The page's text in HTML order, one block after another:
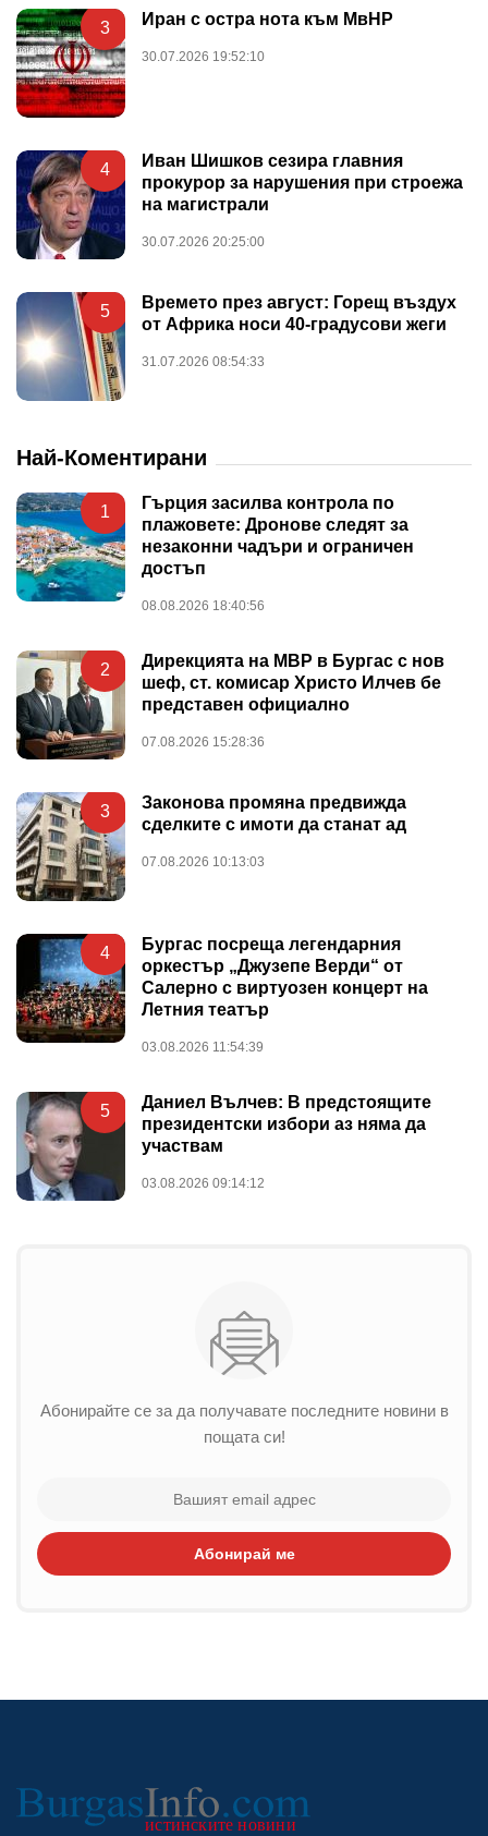
3 Иран с остра нота към МвНР
30.07.2026 19:52:10
4
Иван Шишков сезира главния
прокурор за нарушения при строежа
на магистрали
30.07.2026 20:25:00
5
Времето през август: Горещ въздух
от Африка носи 40-градусови жеги
31.07.2026 08:54:33
Най-Коментирани
1
Гърция засилва контрола по
плажовете: Дронове следят за
незаконни чадъри и ограничен
достъп
08.08.2026 18:40:56
2
Дирекцията на МВР в Бургас с нов
шеф, ст. комисар Христо Илчев бе
представен официално
07.08.2026 15:28:36
3
Законова промяна предвижда
сделките с имоти да станат ад
07.08.2026 10:13:03
4
Бургас посреща легендарния
оркестър „Джузепе Верди“ от
Салерно с виртуозен концерт на
Летния театър
03.08.2026 11:54:39
5
Даниел Вълчев: В предстоящите
президентски избори аз няма да
участвам
03.08.2026 09:14:12
Абонирайте се за да получавате последните новини в
пощата си!
Абонирай ме